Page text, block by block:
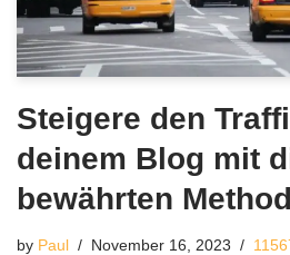
Steigere den
deinem Blog mit
bewährten
by Paul November 16, 2023